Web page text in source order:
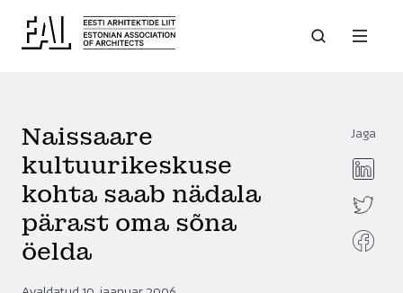
Jaga
Naissaare
kultuurikeskuse
kohta saab nädala
pärast oma sõna
öelda